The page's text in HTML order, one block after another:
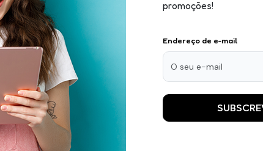
contra os raios UVA/UVB e previne o
na pele, a sua textura irresistível nutre a pele e
Produtos relacionados
promoções!
Endereço de e-mail